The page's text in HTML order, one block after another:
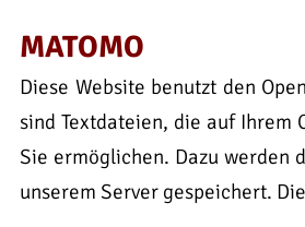
MATOMO
Diese Website benutzt den
sind Textdateien, die auf Ihrem
Sie ermöglichen. Dazu werden
unserem Server gespeichert.